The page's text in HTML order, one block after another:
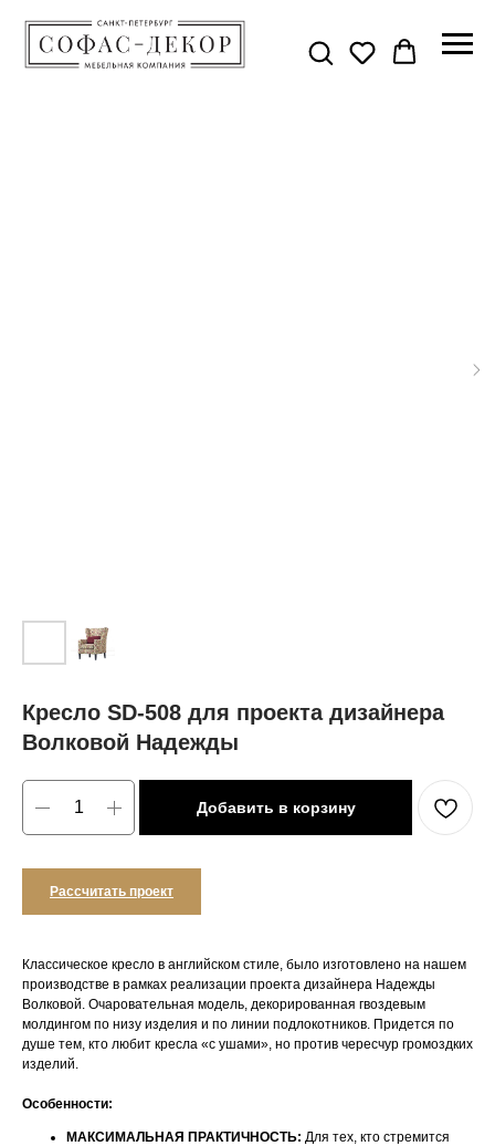
Кресло SD-508 для проекта дизайнера
Волковой Надежды
Добавить в корзину
Рассчитать проект
Классическое кресло в английском стиле, было изготовлено на нашем
производстве в рамках реализации проекта дизайнера Надежды
Волковой. Очаровательная модель, декорированная гвоздевым
молдингом по низу изделия и по линии подлокотников. Придется по
душе тем, кто любит кресла «с ушами», но против чересчур громоздких
изделий.
Особенности:
МАКСИМАЛЬНАЯ ПРАКТИЧНОСТЬ: Для тех, кто стремится